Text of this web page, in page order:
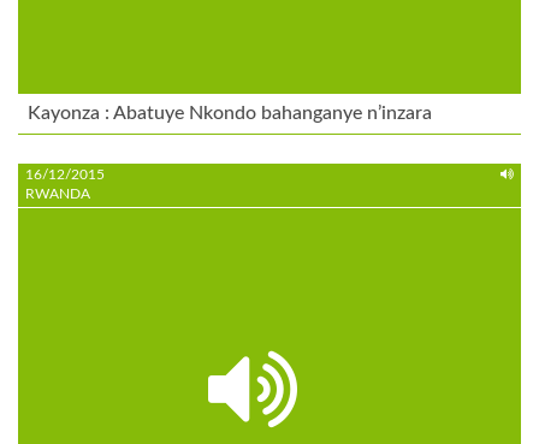
Kayonza : Abatuye Nkondo bahanganye n’inzara
16/12/2015
RWANDA